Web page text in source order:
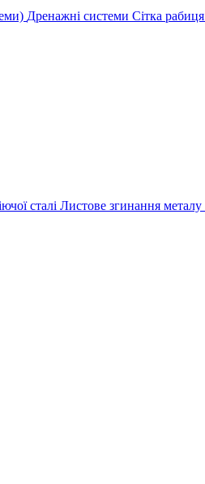
Дренажні системи Сітка рабиця
сталі Листове згинання металу